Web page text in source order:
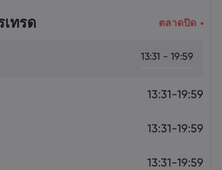
เทรด ตลาดปิด
13:31 - 19:59
13:31-19:59
13:31-19:59
13:31-19:59